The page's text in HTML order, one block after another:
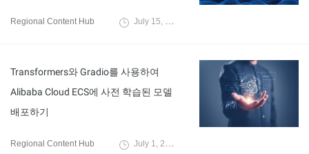
Regional Content Hub July 15, 2024
Transformers와 Gradio를 사용하여
Alibaba Cloud ECS에 사전 학습된 모델
배포하기
Regional Content Hub July 1, 2024